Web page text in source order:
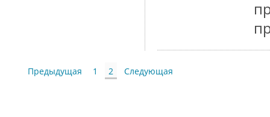
Предыдущая 1 2 Следующая